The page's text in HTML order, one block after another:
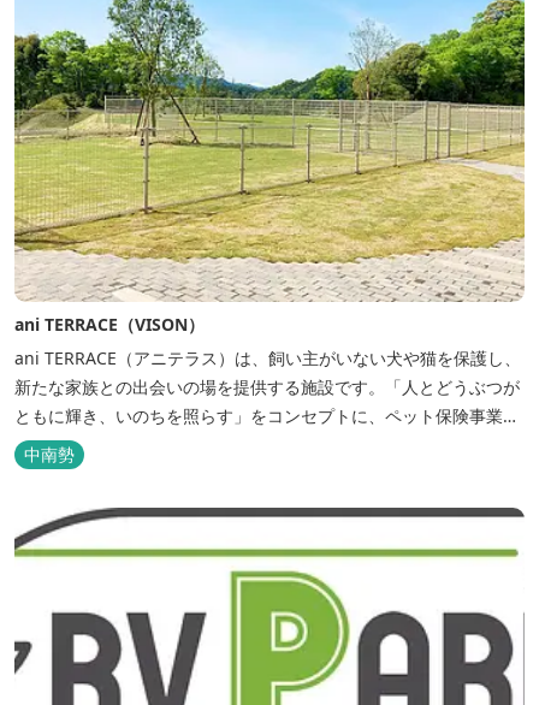
ani TERRACE（VISON）
ani TERRACE（アニテラス）は、飼い主がいない犬や猫を保護し、
新たな家族との出会いの場を提供する施設です。「人とどうぶつが
ともに輝き、いのちを照らす」をコンセプトに、ペット保険事業を
行うアニコムグループが運営します。また、本施設では、飼い主様
と一緒にVISONへ訪れたペットを一時的にお預かりするペットホテ
ルをご用意しているほか、広々...
中南勢